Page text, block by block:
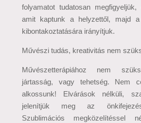
folyamatot tudatosan
amit kaptunk a helyzettől, majd a
kibontakoztatására irányítjuk.
Művészi tudás, kreativitás nem
Művészetterápiához nem
jártasság, vagy tehetség. Nem
alkossunk! Elvárások nélküli,
jelenítjük meg az önkifejezés
Szublimációs megközelítéssel